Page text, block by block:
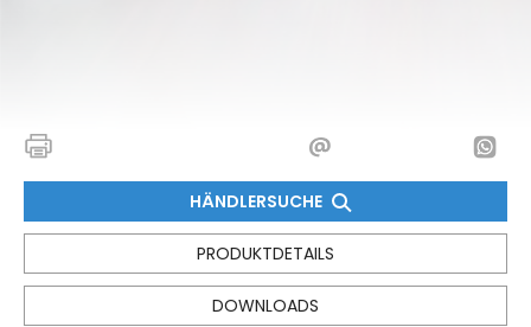
HÄNDLERSUCHE
PRODUKTDETAILS
DOWNLOADS